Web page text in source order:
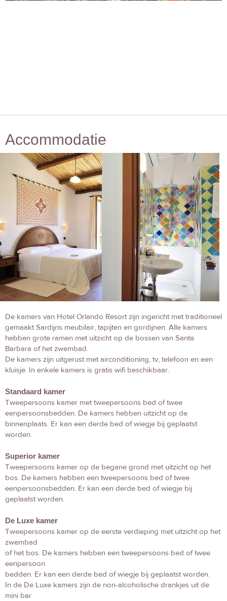
Accommodatie
De kamers van Hotel Orlando Resort zijn ingericht met traditioneel
gemaakt Sardijns meubilair, tapijten en gordijnen. Alle kamers
hebben grote ramen met uitzicht op de bossen van Santa
Barbara of het zwembad.
De kamers zijn uitgerust met airconditioning, tv, telefoon en een
kluisje. In enkele kamers is gratis wifi beschikbaar.
Standaard kamer
Tweepersoons kamer met tweepersoons bed of twee
eenpersoonsbedden. De kamers hebben uitzicht op de
binnenplaats. Er kan een derde bed of wiegje bij geplaatst
worden.
Superior kamer
Tweepersoons kamer op de begane grond met uitzicht op het
bos. De kamers hebben een tweepersoons bed of twee
eenpersoonsbedden. Er kan een derde bed of wiegje bij
geplaatst worden.
De Luxe kamer
Tweepersoons kamer op de eerste verdieping met uitzicht op het
zwembad
of het bos. De kamers hebben een tweepersoons bed of twee
eenpersoon
bedden. Er kan een derde bed of wiegje bij geplaatst worden.
In de De Luxe kamers zijn de non-alcoholische drankjes uit de
mini bar